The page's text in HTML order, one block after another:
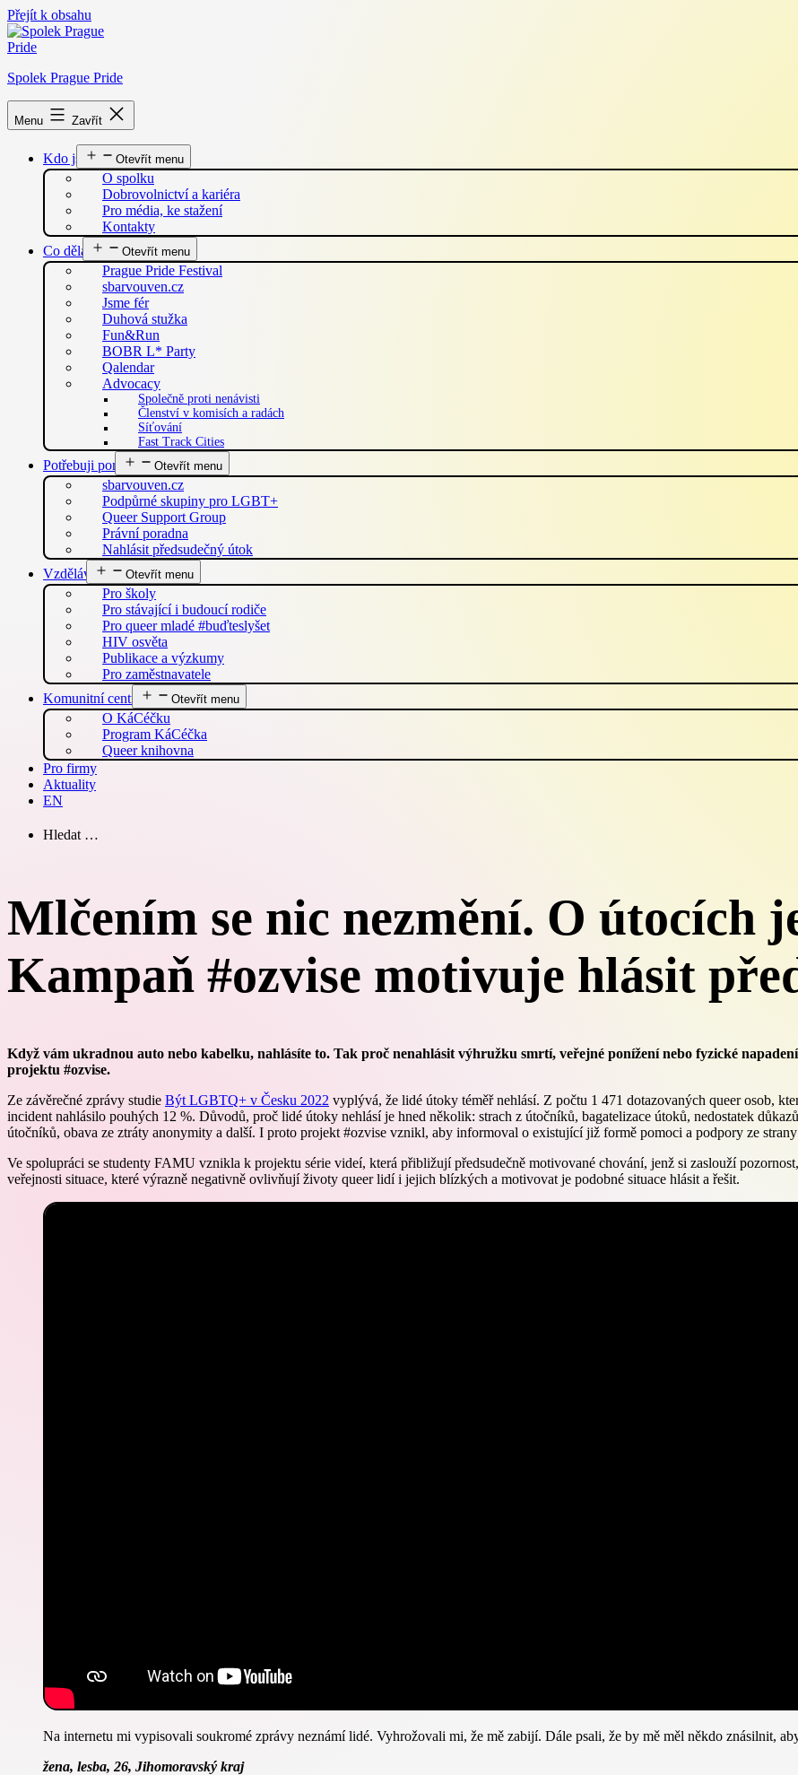
Přejít k obsahu
Spolek Prague Pride
Menu Zavřít
Kdo jsme Otevřít menu
O spolku
Dobrovolnictví a kariéra
Pro média, ke stažení
Kontakty
Co děláme
Otevřít menu
Prague Pride Festival
sbarvouven.cz
Jsme fér
Duhová stužka
Fun&Run
BOBR L* Party
Qalendar
Advocacy
Společně proti nenávisti
Členství v komisích a radách
Síťování
Fast Track Cities
Potřebuji pomoc Otevřít menu
sbarvouven.cz
Podpůrné skupiny pro LGBT+
Queer Support Group
Právní poradna
Nahlásit předsudečný útok
Vzdělávání
Otevřít menu
Pro školy
Pro stávající i budoucí rodiče
Pro queer mladé #buďteslyšet
HIV osvěta
Publikace a výzkumy
Pro zaměstnavatele
Komunitní centrum
Otevřít menu
O KáCéčku
Program KáCéčka
Queer knihovna
Pro firmy
Aktuality
EN
Hledat …
Mlčením se nic nezmění. O útocích
Kampaň #ozvise motivuje hlásit
Když vám ukradnou auto nebo kabelku, nahlásíte to. Tak proč nenahlásit výhružku smrtí, veřejné ponížení nebo fyzické
projektu #ozvise.
Ze závěrečné zprávy studie Být LGBTQ+ v Česku 2022 vyplývá, že lidé útoky téměř nehlásí. Z počtu 1 471 dotazovaných queer osob,
incident nahlásilo pouhých 12 %. Důvodů, proč lidé útoky nehlásí je hned několik: strach z útočníků, bagatelizace útoků, nedostatek
útočníků, obava ze ztráty anonymity a další. I proto projekt #ozvise vznikl, aby informoval o existující již formě pomoci a podpory ze
Ve spolupráci se studenty FAMU vznikla k projektu série videí, která přibližují předsudečně motivované chování, jenž si zaslouží
veřejnosti situace, které výrazně negativně ovlivňují životy queer lidí i jejich blízkých a motivovat je podobné situace hlásit a řešit.
Na internetu mi vypisovali soukromé zprávy neznámí lidé. Vyhrožovali mi, že mě zabijí. Dále psali, že by mě měl někdo znásilnit,
žena, lesba, 26, Jihomoravský kraj